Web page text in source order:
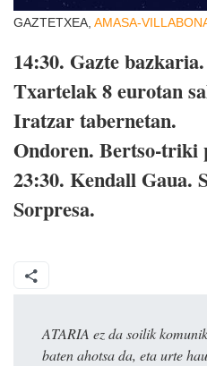
GAZTETXEA, AMASA-
14:30. Gazte
Txartelak 8 eurotan
Iratzar tabernetan.
Ondoren. Bertso-triki
23:30. Kendall Gaua.
Sorpresa.
ATARIA ez da soilik
baten ahotsa da, eta urte